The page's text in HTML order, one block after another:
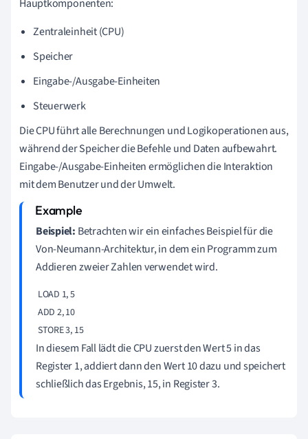
Hauptkomponenten:
Zentraleinheit (CPU)
Speicher
Eingabe-/Ausgabe-Einheiten
Steuerwerk
Die CPU führt alle Berechnungen und Logikoperationen aus,
während der Speicher die Befehle und Daten aufbewahrt.
Eingabe-/Ausgabe-Einheiten ermöglichen die Interaktion
mit dem Benutzer und der Umwelt.
Beispiel: Betrachten wir ein einfaches Beispiel für die
Von-Neumann-Architektur, in dem ein Programm zum
Addieren zweier Zahlen verwendet wird.
LOAD 1, 5
ADD 2, 10
STORE 3, 15
In diesem Fall lädt die CPU zuerst den Wert 5 in das
Register 1, addiert dann den Wert 10 dazu und speichert
schließlich das Ergebnis, 15, in Register 3.